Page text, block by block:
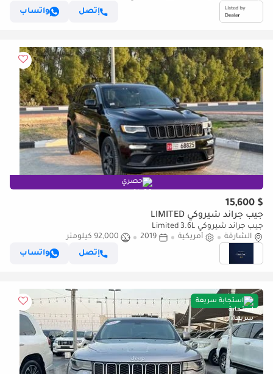
إتصل
واتساب
حصري
$ 15,600
جيب جراند شيروكي LIMITED
جيب جراند شيروكي Limited 3.6L
الشارقة
أمريكية 2019
92,000 كيلومتر
إتصل
واتساب
استجابة سريعة